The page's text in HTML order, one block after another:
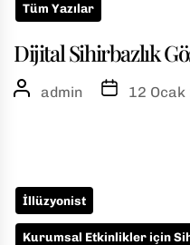
Tüm Yazılar
Dijital Sihirbazlık
admin 12 Ocak
İllüzyonist
Kurumsal Etkinlikler için